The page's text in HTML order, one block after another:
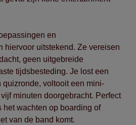
en
hiervoor uitstekend. Ze vereisen
geen uitgebreide
tijdsbesteding. Je lost een
quizronde, voltooit een mini-
minuten doorgebracht. Perfect
het wachten op boarding of
van de band komt.